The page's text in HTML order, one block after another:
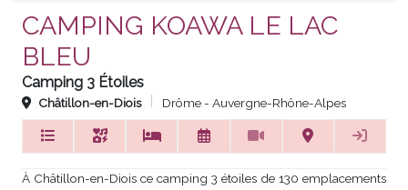
CAMPING KOAWA LE LAC
BLEU
Camping 3 Étoiles
Châtillon-en-Diois Drôme - Auvergne-Rhône-Alpes
À Châtillon-en-Diois ce camping 3 étoiles de 130 emplacements